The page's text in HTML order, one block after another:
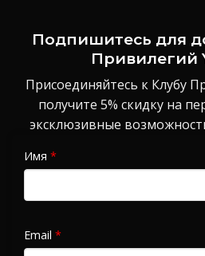
Подпишитесь для
Привилегий
Присоединяйтесь к Клубу
получите 5% скидку на
эксклюзивные
Имя *
Email *